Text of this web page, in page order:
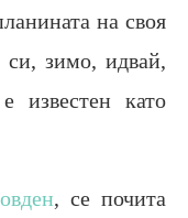
на своя
зимо, идвай,
известен като
, се почита